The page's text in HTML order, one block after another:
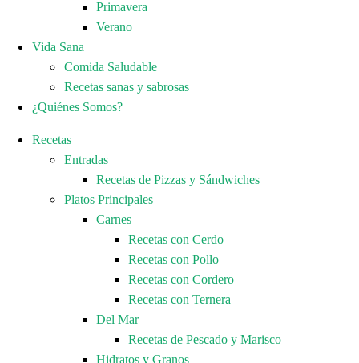
Primavera
Verano
Vida Sana
Comida Saludable
Recetas sanas y sabrosas
¿Quiénes Somos?
Recetas
Entradas
Recetas de Pizzas y Sándwiches
Platos Principales
Carnes
Recetas con Cerdo
Recetas con Pollo
Recetas con Cordero
Recetas con Ternera
Del Mar
Recetas de Pescado y Marisco
Hidratos y Granos